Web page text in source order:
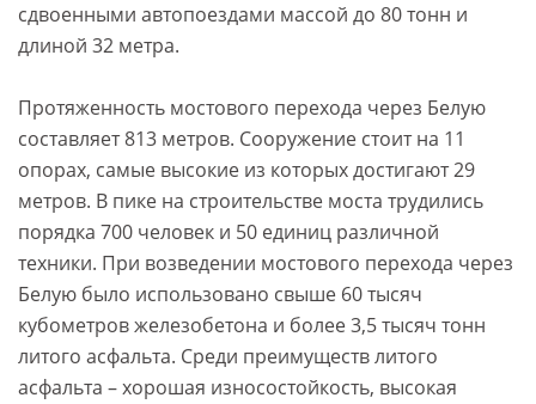
сдвоенными автопоездами массой до 80 тонн и
длиной 32 метра.
Протяженность мостового перехода через Белую
составляет 813 метров. Сооружение стоит на 11
опорах, самые высокие из которых достигают 29
метров. В пике на строительстве моста трудились
порядка 700 человек и 50 единиц различной
техники. При возведении мостового перехода через
Белую было использовано свыше 60 тысяч
кубометров железобетона и более 3,5 тысяч тонн
литого асфальта. Среди преимуществ литого
асфальта – хорошая износостойкость, высокая